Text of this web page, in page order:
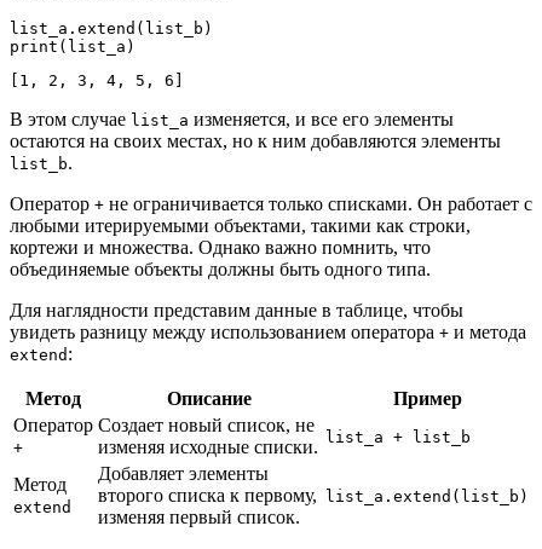
list_a.extend(list_b)
В этом случае list_a изменяется, и все его элементы
остаются на своих местах, но к ним добавляются элементы
list_b.
Оператор + не ограничивается только списками. Он работает с
любыми итерируемыми объектами, такими как строки,
кортежи и множества. Однако важно помнить, что
объединяемые объекты должны быть одного типа.
Для наглядности представим данные в таблице, чтобы
увидеть разницу между использованием оператора + и метода
extend :
Метод Описание
Пример
Оператор
+
Создает новый список, не
изменяя исходные списки. list_a + list_b
Метод
extend
Добавляет элементы
второго списка к первому,
изменяя первый список.
list_a.extend(list_b)